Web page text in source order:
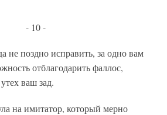
- 10 -
не поздно исправить, за одно вам
отблагодарить фаллос,
ваш зад.
на имитатор, который мерно